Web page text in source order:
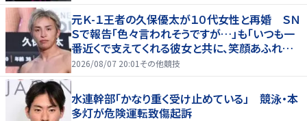
元Ｋ-１王者の久保優太が１０代女性と再婚 ＳＮ
Ｓで報告「色々言われそうですが…」も「いつも一
番近くで支えてくれる彼女と共に、笑顔あふれる
家庭を築いていきたい」
2026/08/07 20:01 その他競技
水連幹部「かなり重く受け止めている」 競泳・本
多灯が危険運転致傷起訴